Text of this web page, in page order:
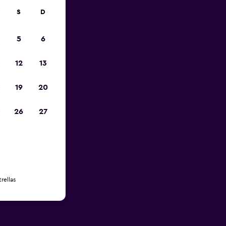
S D
5 6
12 13
19 20
26 27